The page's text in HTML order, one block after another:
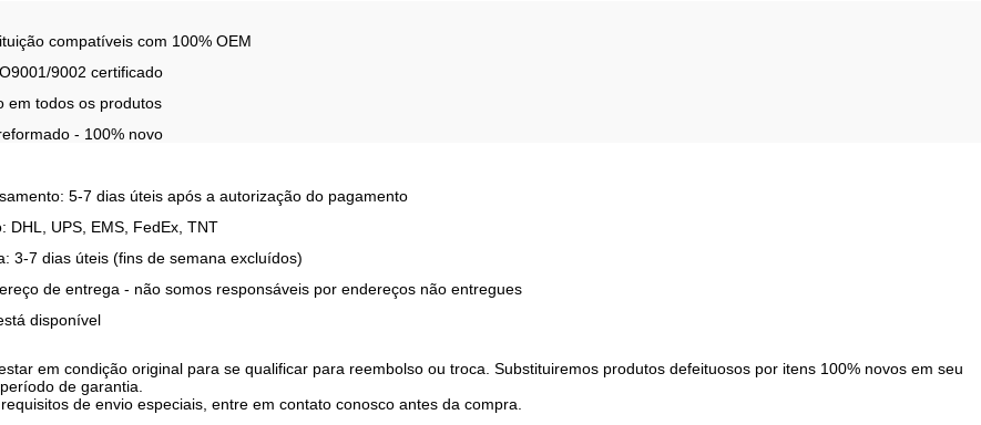
compatíveis com 100% OEM
9002 certificado
em todos os produtos
- 100% novo
5-7 dias úteis após a autorização do pagamento
DHL, UPS, EMS, FedEx, TNT
3-7 dias úteis (fins de semana excluídos)
de entrega - não somos responsáveis ​​por endereços não entregues
disponível
em condição original para se qualificar para reembolso ou troca. Substituiremos produtos defeituosos por itens 100% novos em seu
de garantia.
de envio especiais, entre em contato conosco antes da compra.